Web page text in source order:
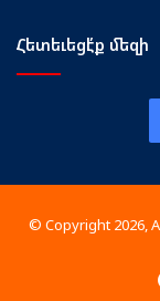
Հետեւեցէ՛ք մեզի
© Copyright 2026,